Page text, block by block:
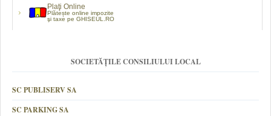
Plaţi Online
Plătește online impozite
şi taxe pe GHISEUL.RO
SOCIETĂȚILE CONSILIULUI LOCAL
SC PUBLISERV SA
SC PARKING SA